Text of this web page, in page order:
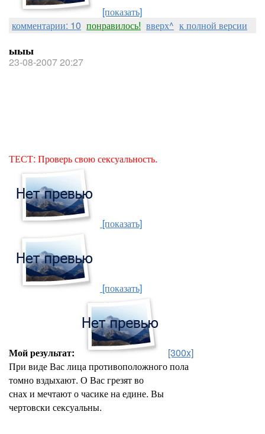
[показать]
комментарии: 10 понравилось! вверх^ к полной версии
ыыы
23-08-2007 20:27
ТЕСТ: Проверь свою сексуальность.
[показать]
[показать]
Мой результат:
[300x]
При виде Вас лица противоположного пола
томно вздыхают. О Вас грезят во
снах и мечтают о часике на едине. Вы
чертовски сексуальны.